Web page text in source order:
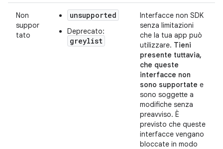
Non
suppor
tato
unsupported
Deprecato:
greylist
Interfacce non SDK
senza limitazioni
che la tua app può
utilizzare. Tieni
presente tuttavia,
che queste
interfacce non
sono supportate e
sono soggette a
modifiche senza
preavviso. È
previsto che queste
interfacce vengano
bloccate in modo